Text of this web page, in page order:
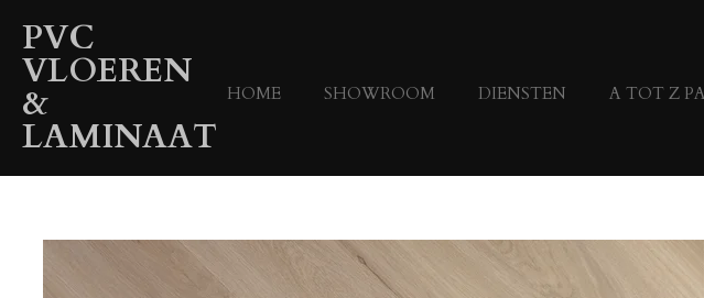
Ga
direct
naar
de
hoofdinhoud
PVC
VLOEREN
&
LAMINAAT
HOME SHOWROOM DIENSTEN A TOT Z